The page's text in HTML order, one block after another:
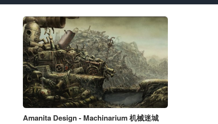
Amanita Design - Machinarium 机械迷城